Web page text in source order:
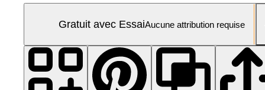
Gratuit avec EssaiAucune attribution requise